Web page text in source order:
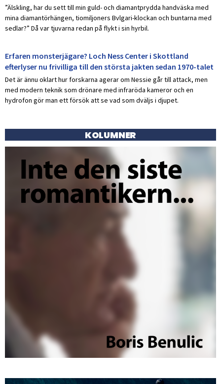
”Älskling, har du sett till min guld- och diamantprydda handväska med
mina diamantörhängen, tiomiljoners Bvlgari-klockan och buntarna med
sedlar?” Då var tjuvarna redan på flykt i sin hyrbil.
Erfaren monsterjägare? Loch Ness Center i Skottland
efterlyser nu frivilliga till den största jakten sedan 1970-talet
Det är ännu oklart hur forskarna agerar om Nessie går till attack, men
med modern teknik som drönare med infraröda kameror och en
hydrofon gör man ett försök att se vad som dväljs i djupet.
KOLUMNER